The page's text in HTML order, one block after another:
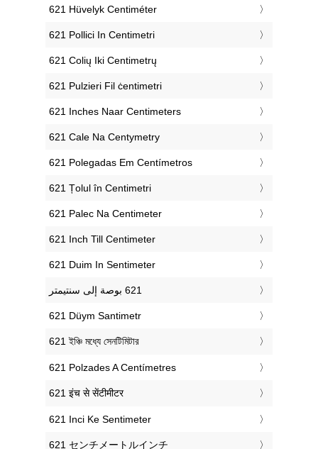
‎621 Hüvelyk Centiméter
‎621 Pollici In Centimetri
‎621 Colių Iki Centimetrų
‎621 Pulzieri Fil ċentimetri
‎621 Inches Naar Centimeters
‎621 Cale Na Centymetry
‎621 Polegadas Em Centímetros
‎621 Țolul în Centimetri
‎621 Palec Na Centimeter
‎621 Inch Till Centimeter
‎621 Duim In Sentimeter
‎621 Düym Santimetr
‎621 ইঞ্চি মধ্যে সেনটিমিটার
‎621 Polzades A Centímetres
‎621 इंच से सेंटीमीटर
‎621 Inci Ke Sentimeter
‎621 センチメートルインチ